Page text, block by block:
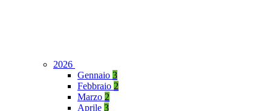
2026
Gennaio 3
Febbraio 2
Marzo 2
Aprile 3